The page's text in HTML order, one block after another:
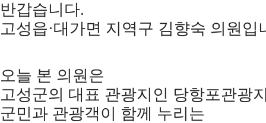
반갑습니다.
고성읍·대가면 지역구 김향숙 의원입
오늘 본 의원은
고성군의 대표 관광지인 당항포관광
군민과 관광객이 함께 누리는